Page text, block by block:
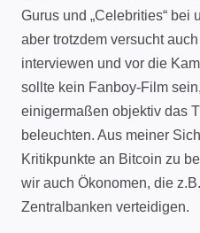
Gurus und „Celebrities“ bei
aber trotzdem versucht
interviewen und vor die
sollte kein Fanboy-Film
einigermaßen objektiv das
beleuchten. Aus meiner
Kritikpunkte an Bitcoin zu
wir auch Ökonomen, die
Zentralbanken verteidigen.